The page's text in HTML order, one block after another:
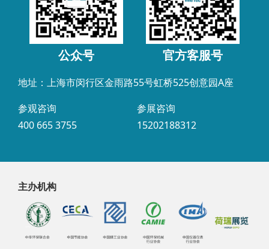
公众号 官方客服号
地址：上海市闵行区金雨路55号虹桥525创意园A座
参观咨询
400 665 3755
参展咨询
15202188312
主办机构